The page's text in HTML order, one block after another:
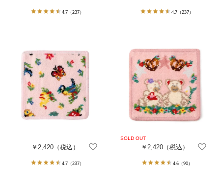
4.7 （237） 4.7（237）
￥2,420 （税込）
4.7 （237）
￥2,420（税込）
4.6（90）